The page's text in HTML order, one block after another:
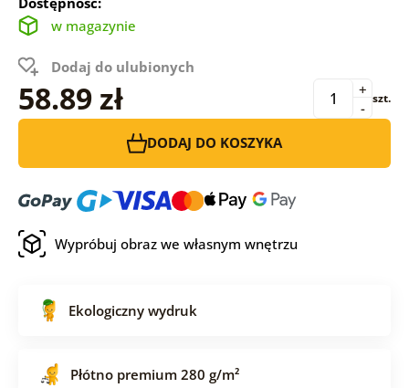
w magazynie
Dodaj do ulubionych
58.89 zł -
+ szt.
DODAJ DO KOSZYKA
Wypróbuj obraz we własnym wnętrzu
Ekologiczny wydruk
Płótno premium 280 g/m²